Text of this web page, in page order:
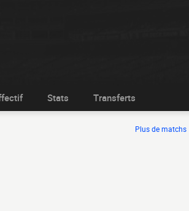
Stats Transferts
Plus de matchs